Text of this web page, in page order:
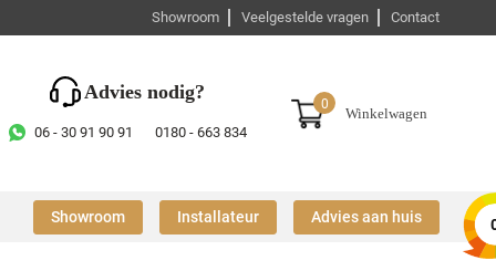
Showroom Veelgestelde vragen Contact
Advies nodig?
06 - 30 91 90 91 0180 - 663 834
0
Winkelwagen
Showroom Installateur Advies aan huis